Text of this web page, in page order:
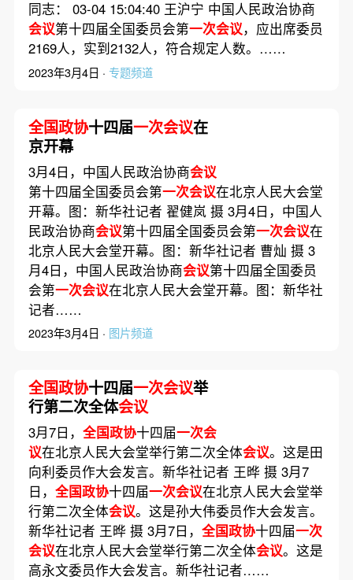
同志： 03-04 15:04:40 王沪宁 中国人民政治协商
会议第十四届全国委员会第一次会议，应出席委员
2169人，实到2132人，符合规定人数。……
2023年3月4日 · 专题频道
全国政协十四届一次会议在
京开幕
3月4日，中国人民政治协商会议
第十四届全国委员会第一次会议在北京人民大会堂
开幕。图：新华社记者 翟健岚 摄 3月4日，中国人
民政治协商会议第十四届全国委员会第一次会议在
北京人民大会堂开幕。图：新华社记者 曹灿 摄 3
月4日，中国人民政治协商会议第十四届全国委员
会第一次会议在北京人民大会堂开幕。图：新华社
记者……
2023年3月4日 · 图片频道
全国政协十四届一次会议举
行第二次全体会议
3月7日， 全国政协十四届一次会
议在北京人民大会堂举行第二次全体会议。这是田
向利委员作大会发言。新华社记者 王晔 摄 3月7
日， 全国政协十四届一次会议在北京人民大会堂举
行第二次全体会议。这是孙大伟委员作大会发言。
新华社记者 王晔 摄 3月7日， 全国政协十四届一次
会议在北京人民大会堂举行第二次全体会议。这是
高永文委员作大会发言。新华社记者……